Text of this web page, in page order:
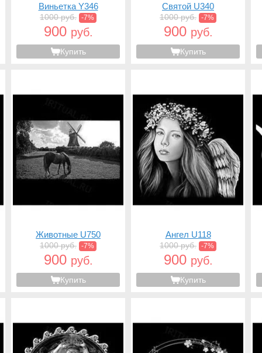
Виньетка Y346
1000 руб. -7%
900 руб.
Купить
Святой U340
1000 руб. -7%
900 руб.
Купить
Животные U750
1000 руб. -7%
900 руб.
Купить
Ангел U118
1000 руб. -7%
900 руб.
Купить